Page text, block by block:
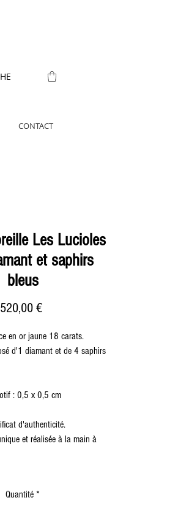
CONTACT
Les Lucioles
et saphirs
bleus
520,00 €Prix
en or jaune 18 carats.
d'1 diamant et de 4 saphirs
: 0,5 x 0,5 cm
d'authenticité.
et réalisée à la main à
Quantité *